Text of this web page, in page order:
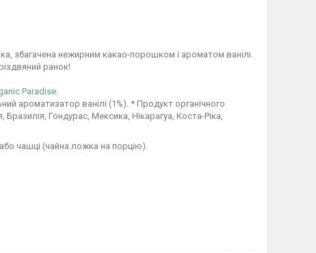
збагачена нежирним какао-порошком і ароматом ванілі.
ранок!
Paradise.
ароматизатор ванілі (1%). * Продукт органічного
Гондурас, Мексика, Нікарагуа, Коста-Ріка,
чашці (чайна ложка на порцію).